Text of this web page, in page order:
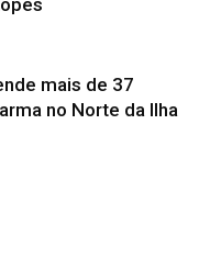
mais de 37
no Norte da Ilha